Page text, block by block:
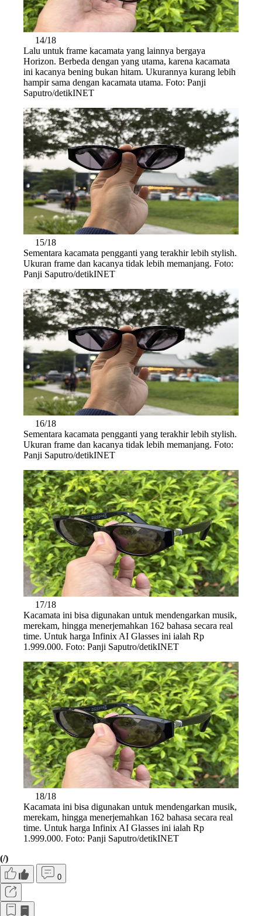
14/18
Lalu untuk frame kacamata yang lainnya bergaya
Horizon. Berbeda dengan yang utama, karena kacamata
ini kacanya bening bukan hitam. Ukurannya kurang lebih
hampir sama dengan kacamata utama. Foto: Panji
Saputro/detikINET
15/18
Sementara kacamata pengganti yang terakhir lebih stylish.
Ukuran frame dan kacanya tidak lebih memanjang. Foto:
Panji Saputro/detikINET
16/18
Sementara kacamata pengganti yang terakhir lebih stylish.
Ukuran frame dan kacanya tidak lebih memanjang. Foto:
Panji Saputro/detikINET
17/18
Kacamata ini bisa digunakan untuk mendengarkan musik,
merekam, hingga menerjemahkan 162 bahasa secara real
time. Untuk harga Infinix AI Glasses ini ialah Rp
1.999.000. Foto: Panji Saputro/detikINET
18/18
Kacamata ini bisa digunakan untuk mendengarkan musik,
merekam, hingga menerjemahkan 162 bahasa secara real
time. Untuk harga Infinix AI Glasses ini ialah Rp
1.999.000. Foto: Panji Saputro/detikINET
(/)
0